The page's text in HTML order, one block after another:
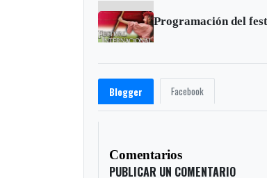
Blogger Facebook
Comentarios
PUBLICAR UN COMENTARIO